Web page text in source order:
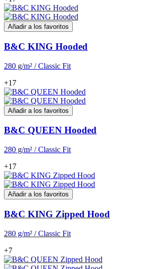
Añadir a los favoritos
B&C KING Hooded
280 g/m² / Classic Fit
+17
Añadir a los favoritos
B&C QUEEN Hooded
280 g/m² / Classic Fit
+17
Añadir a los favoritos
B&C KING Zipped Hood
280 g/m² / Classic Fit
+7